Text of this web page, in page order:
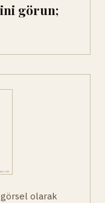
görun;
olarak